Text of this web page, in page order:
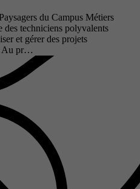
du Campus Métiers
des techniciens polyvalents
et gérer des projets
Au pr…